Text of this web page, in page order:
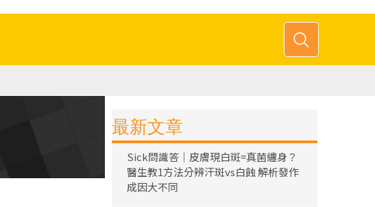
最新文章
Sick問識答｜皮膚現白斑=真菌纏身？
醫生教1方法分辨汗斑vs白蝕 解析發作
成因大不同